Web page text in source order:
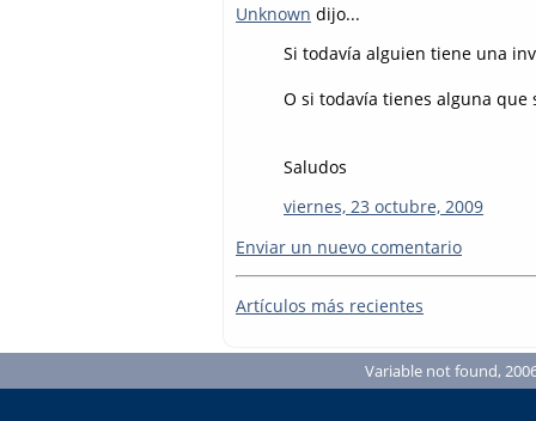
Unknown dijo...
Si todavía alguien tiene una
O si todavía tienes alguna
Saludos
viernes, 23 octubre, 2009
Enviar un nuevo comentario
Artículos más recientes
Variable not found,